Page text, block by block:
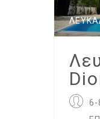
6-